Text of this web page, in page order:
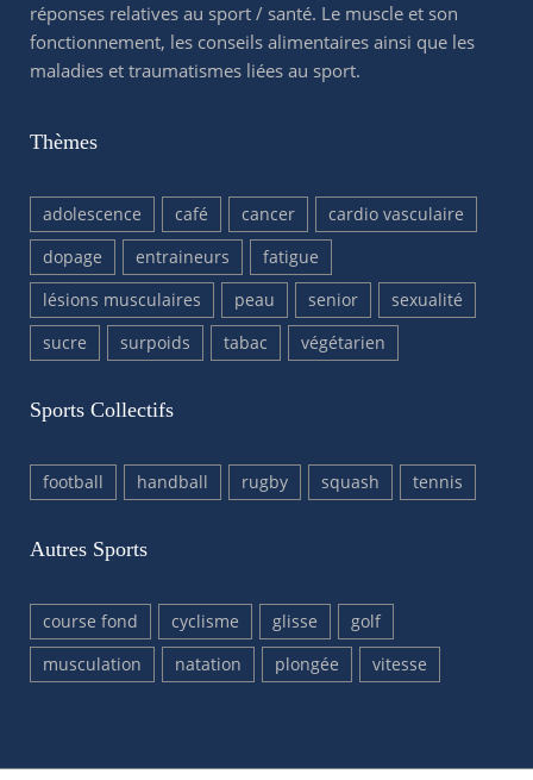
réponses relatives au sport / santé. Le muscle et son
fonctionnement, les conseils alimentaires ainsi que les
maladies et traumatismes liées au sport.
Thèmes
adolescence café cancer
cardio vasculaire
dopage
entraineurs
fatigue
lésions musculaires
peau senior
sexualité
sucre
surpoids tabac végétarien
Sports Collectifs
football handball rugby squash tennis
Autres Sports
course fond cyclisme glisse
golf
musculation
natation plongée vitesse